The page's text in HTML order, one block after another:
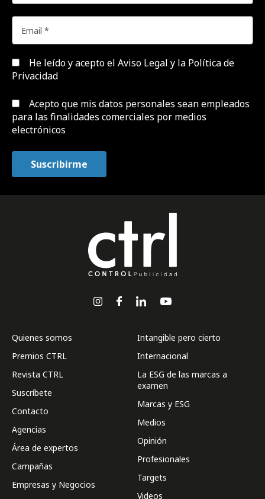
He leído y acepto el Aviso Legal y la Política de
Privacidad
Acepto que mis datos personales sean empleados
para las finalidades comerciales por medios
electrónicos
Quienes somos
Premios CTRL
Revista CTRL
Suscríbete
Contacto
Agencias
Área de expertos
Campañas
Empresas y Negocios
Intangible pero cierto
Internacional
La ESG de las marcas a
examen
Marcas y ESG
Medios
Opinión
Profesionales
Targets
Videos